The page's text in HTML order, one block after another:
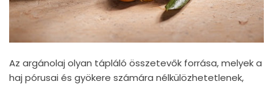
Az argánolaj olyan tápláló összetevők forrása, melyek a
haj pórusai és gyökere számára nélkülözhetetlenek,